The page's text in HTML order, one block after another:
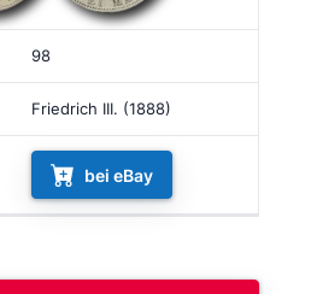
98
Friedrich III. (1888)
bei eBay